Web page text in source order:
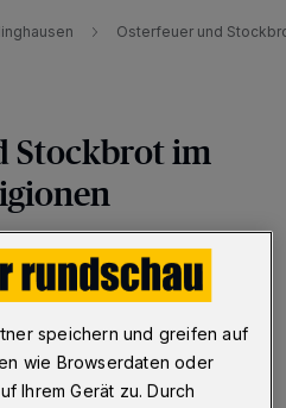
Osterfeuer und
Stockbrot im
der Religionen
lädt Interessierte zu
– für Sonntag (27. April
speichern und greifen auf
wie Browserdaten oder
Ihrem Gerät zu. Durch